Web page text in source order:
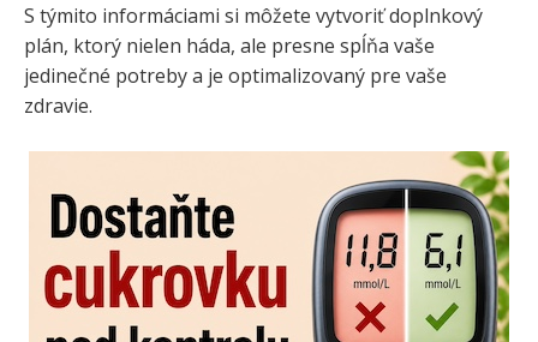
S týmito informáciami si môžete vytvoriť doplnkový
plán, ktorý nielen háda, ale presne spĺňa vaše
jedinečné potreby a je optimalizovaný pre vaše
zdravie.